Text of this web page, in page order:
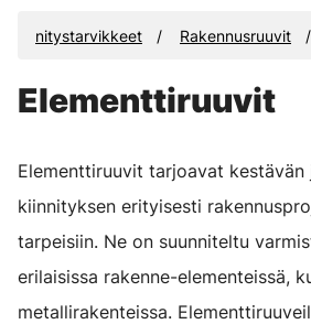
Kiinnitystarvikkeet Rakennusruuvit
Elementtiruuvit
Elementtiruuvit tarjoavat kestävän
kiinnityksen erityisesti
tarpeisiin. Ne on suunniteltu
erilaisissa rakenne-elementeissä,
metallirakenteissa.